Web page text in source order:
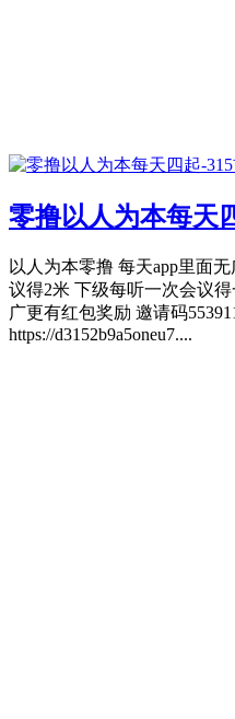
零撸以人为本每天
以人为本零撸 每天app里面
议得2米 下级每听一次会议
广更有红包奖励 邀请码
https://d3152b9a5oneu7....